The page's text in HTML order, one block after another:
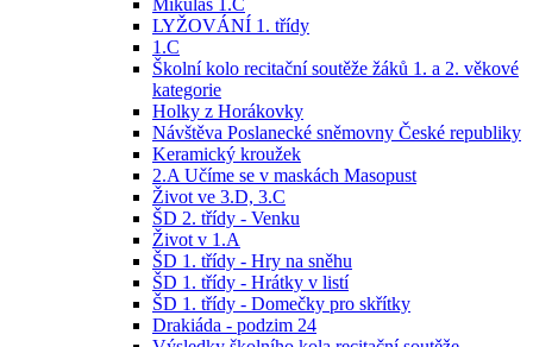
LYŽOVÁNÍ 1. třídy
1.C
Školní kolo recitační soutěže žáků 1. a 2. věkové
kategorie
Holky z Horákovky
Návštěva Poslanecké sněmovny České republiky
Keramický kroužek
2.A Učíme se v maskách Masopust
Život ve 3.D, 3.C
ŠD 2. třídy - Venku
Život v 1.A
ŠD 1. třídy - Hry na sněhu
ŠD 1. třídy - Hrátky v listí
ŠD 1. třídy - Domečky pro skřítky
Drakiáda - podzim 24